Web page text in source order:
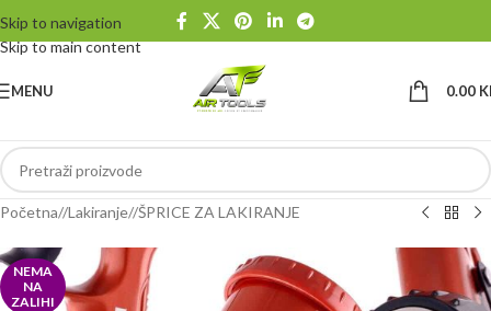
Skip to navigation
Skip to main content
MENU 0.00
Početna/ Lakiranje/ ŠPRICE ZA LAKIRANJE
NEMA
NA
ZALIHI